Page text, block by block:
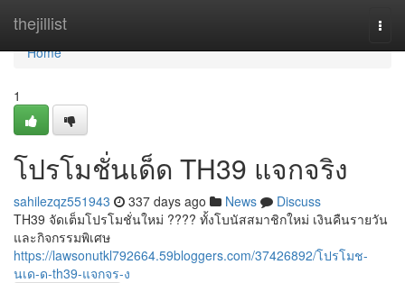
thejillist
Home
Home
1
โปรโมชั่นเด็ด TH39 แจกจริง
sahilezqz551943 337 days ago News
Discuss
TH39 จัดเต็มโปรโมชั่นใหม่ ???? ทั้งโบนัสสมาชิกใหม่ เงินคืนรายวัน
และกิจกรรมพิเศษ
https://lawsonutkl792664.59bloggers.com/37426892/โปรโมช-
นเด-ด-th39-แจกจร-ง